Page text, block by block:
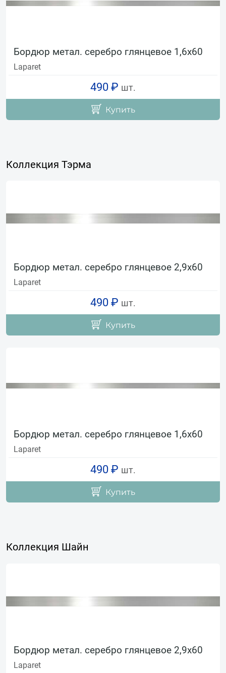
Бордюр метал. серебро глянцевое 1,6х60
Laparet
490 ₽ шт.
Купить
Коллекция Тэрма
Бордюр метал. серебро глянцевое 2,9х60
Laparet
490 ₽ шт.
Купить
Бордюр метал. серебро глянцевое 1,6х60
Laparet
490 ₽ шт.
Купить
Коллекция Шайн
Бордюр метал. серебро глянцевое 2,9х60
Laparet